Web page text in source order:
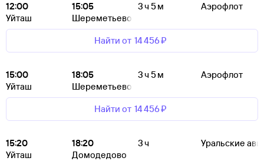
12:00
Уйташ
15:05
Шереметьево
3 ч 5 м Аэрофлот
Найти от 14 ⁠456 ⁠₽
15:00
Уйташ
18:05
Шереметьево
3 ч 5 м Аэрофлот
Найти от 14 ⁠456 ⁠₽
15:20
Уйташ
18:20
Домодедово
3 ч Уральские